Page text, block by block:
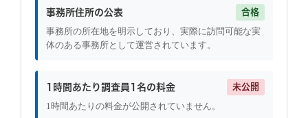
事務所住所の公表 合格
事務所の所在地を明示しており、実際に訪問可能な実
体のある事務所として運営されています。
1時間あたり調査員1名の料金 未公開
1時間あたりの料金が公開されていません。